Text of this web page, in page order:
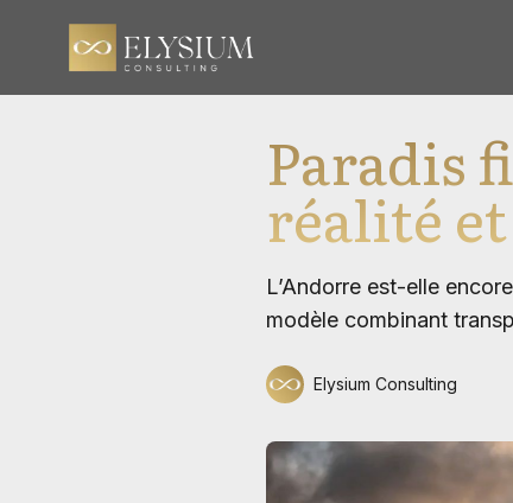
Paradis
réalité
L’Andorre est-elle
modèle combinant
Elysium Consulting